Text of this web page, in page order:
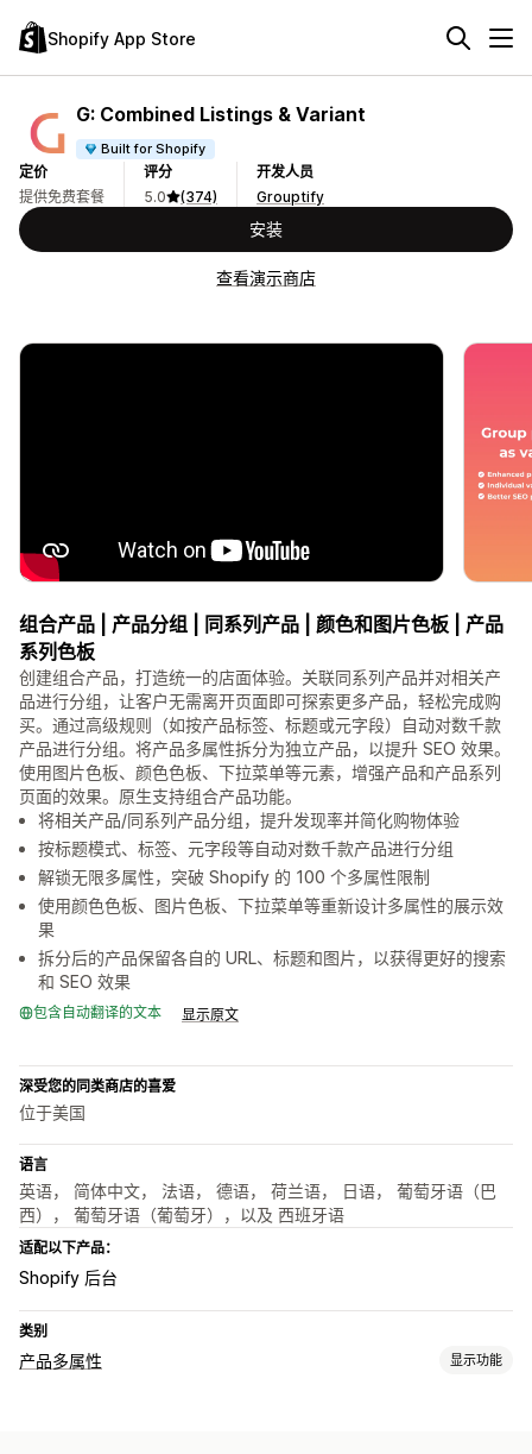
Shopify App Store
G: Combined Listings & Variant
Built for Shopify
定价
提供免费套餐
评分
5.0
(374)
开发人员
Grouptify
安装
查看演示商店
组合产品 | 产品分组 | 同系列产品 | 颜色和图片色板 | 产品
系列色板
创建组合产品，打造统一的店面体验。关联同系列产品并对相关产
品进行分组，让客户无需离开页面即可探索更多产品，轻松完成购
买。通过高级规则（如按产品标签、标题或元字段）自动对数千款
产品进行分组。将产品多属性拆分为独立产品，以提升 SEO 效果。
使用图片色板、颜色色板、下拉菜单等元素，增强产品和产品系列
页面的效果。原生支持组合产品功能。
将相关产品/同系列产品分组，提升发现率并简化购物体验
按标题模式、标签、元字段等自动对数千款产品进行分组
解锁无限多属性，突破 Shopify 的 100 个多属性限制
使用颜色色板、图片色板、下拉菜单等重新设计多属性的展示效
果
拆分后的产品保留各自的 URL、标题和图片，以获得更好的搜索
和 SEO 效果
包含自动翻译的文本 显示原文
深受您的同类商店的喜爱
位于美国
语言
英语， 简体中文， 法语， 德语， 荷兰语， 日语， 葡萄牙语（巴
西）， 葡萄牙语（葡萄牙），以及 西班牙语
适配以下产品：
Shopify 后台
类别
产品多属性 显示功能